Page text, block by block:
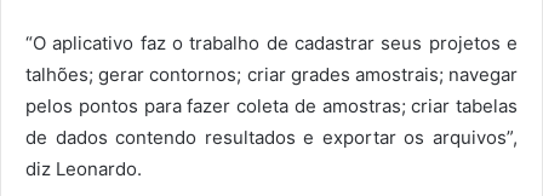
“O aplicativo faz o trabalho de cadastrar seus projetos e
talhões; gerar contornos; criar grades amostrais; navegar
pelos pontos para fazer coleta de amostras; criar tabelas
de dados contendo resultados e exportar os arquivos”,
diz Leonardo.